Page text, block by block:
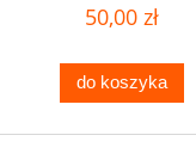
50,00 zł
do koszyka